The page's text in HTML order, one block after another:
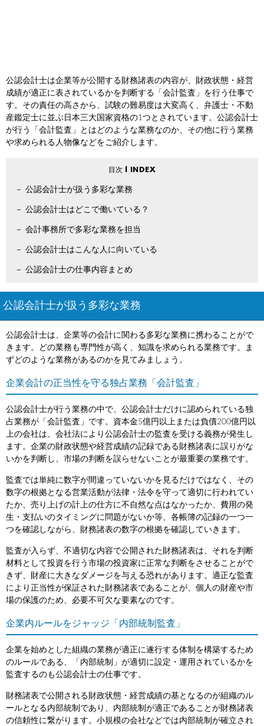
公認会計士は企業等が公開する財務諸表の内容が、財政状態・経営
成績が適正に表されているかを判断する「会計監査」を行う仕事で
す。その責任の高さから、試験の難易度は大変高く、弁護士・不動
産鑑定士に並ぶ日本三大国家資格の1つとされています。公認会計士
が行う「会計監査」とはどのような業務なのか、その他に行う業務
や求められる人物像などをご紹介します。
公認会計士が扱う多彩な業務
公認会計士はどこで働いている？
会計事務所で多彩な業務を担当
公認会計士はこんな人に向いている
公認会計士の仕事内容まとめ
公認会計士が扱う多彩な業務
公認会計士は、企業等の会計に関わる多彩な業務に携わることがで
きます。どの業務も専門性が高く、知識を求められる業務です。ま
ずどのような業務があるのかを見てみましょう。
企業会計の正当性を守る独占業務「会計監査」
公認会計士が行う業務の中で、公認会計士だけに認められている独
占業務が「会計監査」です。資本金5億円以上または負債200億円以
上の会社は、会社法により公認会計士の監査を受ける義務が発生し
ます。企業の財政状態や経営成績の記録である財務諸表に誤りがな
いかを判断し、市場の判断を誤らせないことが最重要の業務です。
監査では単純に数字が間違っていないかを見るだけではなく、その
数字の根拠となる営業活動が法律・法令を守って適切に行われてい
たか、売り上げの計上の仕方に不自然な点はなかったか、費用の発
生・支払いのタイミングに問題がないか等、各帳簿の記録の一つ一
つを確認しながら、財務諸表の数字の根拠を確認していきます。
監査が入らず、不適切な内容で公開された財務諸表は、それを判断
材料として投資を行う市場の投資家に正常な判断をさせることがで
きず、財産に大きなダメージを与える恐れがあります。適正な監査
により正当性が保証された財務諸表であることが、個人の財産や市
場の保護のため、必要不可欠な要素なのです。
企業内ルールをジャッジ「内部統制監査」
企業を始めとした組織の業務が適正に遂行する体制を構築するため
のルールである、「内部統制」が適切に設定・運用されているかを
監査するのも公認会計士の仕事です。
財務諸表で公開される財政状態・経営成績の基となるのが組織のル
ールとなる内部統制であり、内部統制が適正であることが財務諸表
の信頼性に繋がります。小規模の会社などでは内部統制が確立され